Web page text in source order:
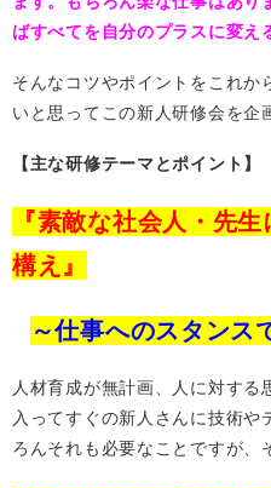
ばすべてを自分のプラスに変え
そんなコツやポイントをこれか
いと思ってこの新人研修会を企
【主な研修テーマとポイント】
『素敵な社会人・先
構え』
～仕事へのスタンス
人材育成が無計画、人に対する
入ってすぐの新人さんに技術や
ろんそれも必要なことですが、